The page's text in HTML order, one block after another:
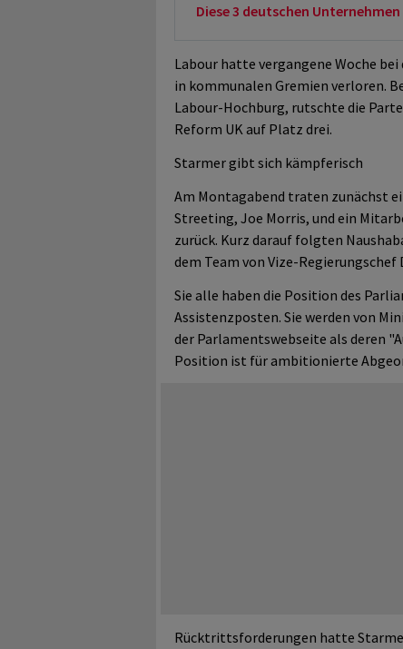
Diese 3 deutschen
Labour hatte vergangene Woche
in kommunalen Gremien verloren.
Labour-Hochburg, rutschte die
Reform UK auf Platz drei.
Starmer gibt sich kämpferisch
Am Montagabend traten zunächst
Streeting, Joe Morris, und ein
zurück. Kurz darauf folgten
dem Team von Vize-Regierungschef
Sie alle haben die Position des
Assistenzposten. Sie werden von
der Parlamentswebseite als deren
Position ist für ambitionierte
Rücktrittsforderungen hatte